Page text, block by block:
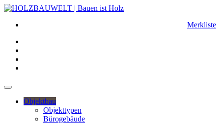
Merkliste
Objektbau
Objekttypen
Bürogebäude